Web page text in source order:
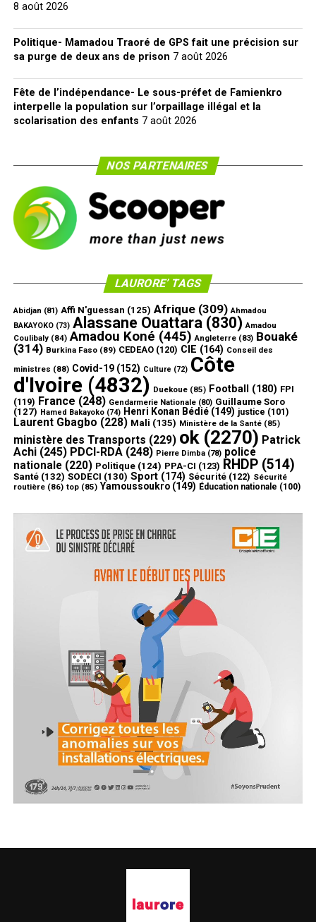
8 août 2026
Politique- Mamadou Traoré de GPS fait une précision sur
sa purge de deux ans de prison 7 août 2026
Fête de l’indépendance- Le sous-préfet de Famienkro
interpelle la population sur l’orpaillage illégal et la
scolarisation des enfants 7 août 2026
NOS PARTENAIRES
LAURORE’ TAGS
Abidjan (81) Affi N'guessan (125) Afrique(309) Ahmadou
BAKAYOKO(73) Alassane Ouattara(830) Amadou
Coulibaly(84) Amadou Koné (445) Angleterre(83) Bouaké
(314) Burkina Faso(89) CEDEAO(120) CIE (164) Conseil des
ministres (88) Covid-19(152) Culture (72) Côte
d'Ivoire(4832) Duekoue(85) Football (180) FPI
(119) France (248) Gendarmerie Nationale(80) Guillaume Soro
(127) Hamed Bakayoko(74) Henri Konan Bédié(149) justice (101)
Laurent Gbagbo (228) Mali (135) Ministère de la Santé(85)
ministère des Transports (229) ok(2270) Patrick
Achi(245) PDCI-RDA(248) Pierre Dimba(78) police
nationale(220) Politique(124) PPA-CI (123) RHDP(514)
Santé(132) SODECI (130) Sport(174) Sécurité(122) Sécurité
routière(86) top(85) Yamoussoukro(149) Éducation nationale (100)